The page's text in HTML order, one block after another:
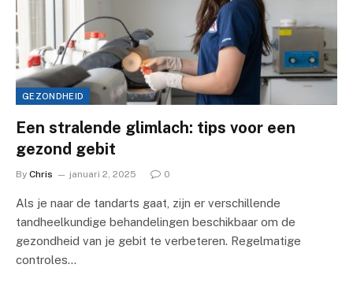
GEZONDHEID
Een stralende glimlach: tips voor een
gezond gebit
By Chris januari 2, 2025 0
Als je naar de tandarts gaat, zijn er verschillende
tandheelkundige behandelingen beschikbaar om de
gezondheid van je gebit te verbeteren. Regelmatige
controles…